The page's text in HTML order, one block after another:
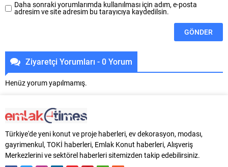
Daha sonraki yorumlarımda kullanılması için adım, e-posta
adresim ve site adresim bu tarayıcıya kaydedilsin.
Ziyaretçi Yorumları - 0 Yorum
Henüz yorum yapılmamış.
Türkiye'de yeni konut ve proje haberleri, ev dekorasyon, modası,
gayrimenkul, TOKİ haberleri, Emlak Konut haberleri, Alışveriş
Merkezlerini ve sektörel haberleri sitemizden takip edebilirsiniz.